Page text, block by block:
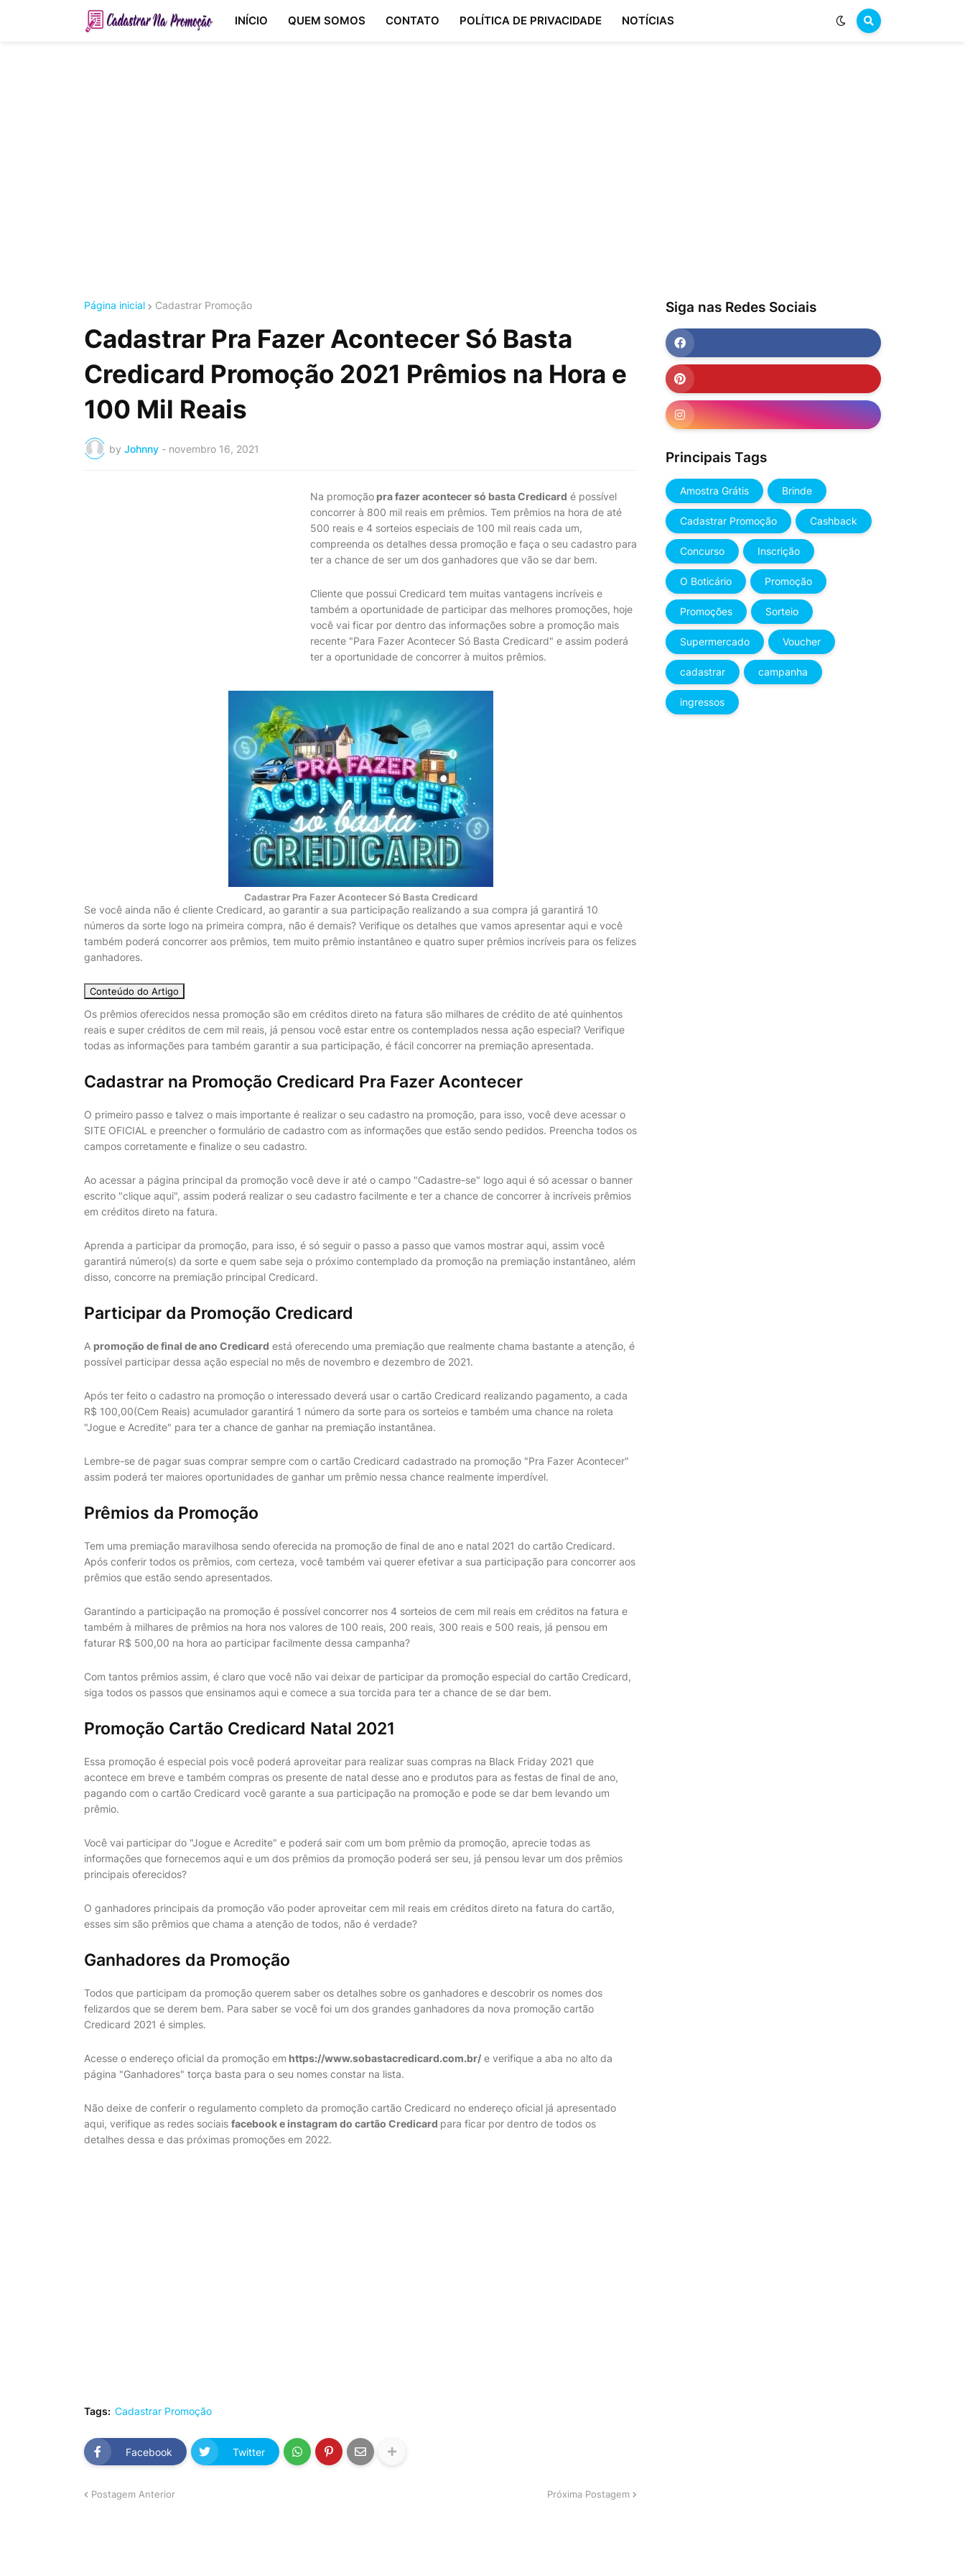
INÍCIO QUEM SOMOS CONTATO POLÍTICA DE PRIVACIDADE NOTÍCIAS
Página inicial Cadastrar Promoção
Cadastrar Pra Fazer Acontecer Só Basta
Credicard Promoção 2021 Prêmios na Hora e
100 Mil Reais
by Johnny - novembro 16, 2021
Na promoção pra fazer acontecer só basta Credicard é possível
concorrer à 800 mil reais em prêmios. Tem prêmios na hora de até
500 reais e 4 sorteios especiais de 100 mil reais cada um,
compreenda os detalhes dessa promoção e faça o seu cadastro para
ter a chance de ser um dos ganhadores que vão se dar bem.
Cliente que possui Credicard tem muitas vantagens incríveis e
também a oportunidade de participar das melhores promoções, hoje
você vai ficar por dentro das informações sobre a promoção mais
recente "Para Fazer Acontecer Só Basta Credicard" e assim poderá
ter a oportunidade de concorrer à muitos prêmios.
Cadastrar Pra Fazer Acontecer Só Basta Credicard
Se você ainda não é cliente Credicard, ao garantir a sua participação realizando a sua compra já garantirá 10
números da sorte logo na primeira compra, não é demais? Verifique os detalhes que vamos apresentar aqui e você
também poderá concorrer aos prêmios, tem muito prêmio instantâneo e quatro super prêmios incríveis para os felizes
ganhadores.
Conteúdo do Artigo
Os prêmios oferecidos nessa promoção são em créditos direto na fatura são milhares de crédito de até quinhentos
reais e super créditos de cem mil reais, já pensou você estar entre os contemplados nessa ação especial? Verifique
todas as informações para também garantir a sua participação, é fácil concorrer na premiação apresentada.
Cadastrar na Promoção Credicard Pra Fazer Acontecer
O primeiro passo e talvez o mais importante é realizar o seu cadastro na promoção, para isso, você deve acessar o
SITE OFICIAL e preencher o formulário de cadastro com as informações que estão sendo pedidos. Preencha todos os
campos corretamente e finalize o seu cadastro.
Ao acessar a página principal da promoção você deve ir até o campo "Cadastre-se" logo aqui é só acessar o banner
escrito "clique aqui", assim poderá realizar o seu cadastro facilmente e ter a chance de concorrer à incríveis prêmios
em créditos direto na fatura.
Aprenda a participar da promoção, para isso, é só seguir o passo a passo que vamos mostrar aqui, assim você
garantirá número(s) da sorte e quem sabe seja o próximo contemplado da promoção na premiação instantâneo, além
disso, concorre na premiação principal Credicard.
Participar da Promoção Credicard
A promoção de final de ano Credicard está oferecendo uma premiação que realmente chama bastante a atenção, é
possível participar dessa ação especial no mês de novembro e dezembro de 2021.
Após ter feito o cadastro na promoção o interessado deverá usar o cartão Credicard realizando pagamento, a cada
R$ 100,00(Cem Reais) acumulador garantirá 1 número da sorte para os sorteios e também uma chance na roleta
"Jogue e Acredite" para ter a chance de ganhar na premiação instantânea.
Lembre-se de pagar suas comprar sempre com o cartão Credicard cadastrado na promoção "Pra Fazer Acontecer"
assim poderá ter maiores oportunidades de ganhar um prêmio nessa chance realmente imperdível.
Prêmios da Promoção
Tem uma premiação maravilhosa sendo oferecida na promoção de final de ano e natal 2021 do cartão Credicard.
Após conferir todos os prêmios, com certeza, você também vai querer efetivar a sua participação para concorrer aos
prêmios que estão sendo apresentados.
Garantindo a participação na promoção é possível concorrer nos 4 sorteios de cem mil reais em créditos na fatura e
também à milhares de prêmios na hora nos valores de 100 reais, 200 reais, 300 reais e 500 reais, já pensou em
faturar R$ 500,00 na hora ao participar facilmente dessa campanha?
Com tantos prêmios assim, é claro que você não vai deixar de participar da promoção especial do cartão Credicard,
siga todos os passos que ensinamos aqui e comece a sua torcida para ter a chance de se dar bem.
Promoção Cartão Credicard Natal 2021
Essa promoção é especial pois você poderá aproveitar para realizar suas compras na Black Friday 2021 que
acontece em breve e também compras os presente de natal desse ano e produtos para as festas de final de ano,
pagando com o cartão Credicard você garante a sua participação na promoção e pode se dar bem levando um
prêmio.
Você vai participar do "Jogue e Acredite" e poderá sair com um bom prêmio da promoção, aprecie todas as
informações que fornecemos aqui e um dos prêmios da promoção poderá ser seu, já pensou levar um dos prêmios
principais oferecidos?
O ganhadores principais da promoção vão poder aproveitar cem mil reais em créditos direto na fatura do cartão,
esses sim são prêmios que chama a atenção de todos, não é verdade?
Ganhadores da Promoção
Todos que participam da promoção querem saber os detalhes sobre os ganhadores e descobrir os nomes dos
felizardos que se derem bem. Para saber se você foi um dos grandes ganhadores da nova promoção cartão
Credicard 2021 é simples.
Acesse o endereço oficial da promoção em https://www.sobastacredicard.com.br/ e verifique a aba no alto da
página "Ganhadores" torça basta para o seu nomes constar na lista.
Não deixe de conferir o regulamento completo da promoção cartão Credicard no endereço oficial já apresentado
aqui, verifique as redes sociais facebook e instagram do cartão Credicard para ficar por dentro de todos os
detalhes dessa e das próximas promoções em 2022.
Tags: Cadastrar Promoção
Facebook Twitter
Postagem Anterior Próxima Postagem
Siga nas Redes Sociais
Principais Tags
Amostra Grátis Brinde
Cadastrar Promoção Cashback
Concurso Inscrição
O Boticário Promoção
Promoções Sorteio
Supermercado Voucher
cadastrar campanha
ingressos